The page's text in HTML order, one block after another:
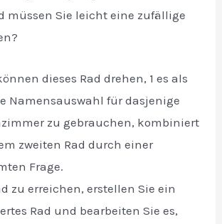
müssen Sie leicht eine zufällige
dieses Rad drehen, 1 es als
Namensauswahl für dasjenige
zu gebrauchen, kombiniert
zweiten Rad durch einer
Frage.
zu erreichen, erstellen Sie ein
Rad und bearbeiten Sie es,